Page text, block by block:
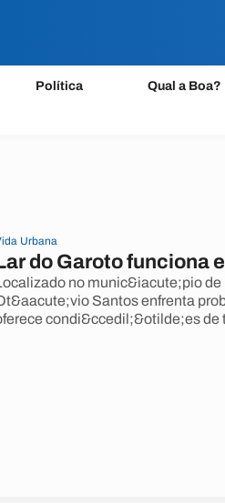
Política Qual a Boa?
Urbana
do Garoto funciona
no munic&iacute;pio
Santos enfrenta
condi&ccedil;&otilde;es de